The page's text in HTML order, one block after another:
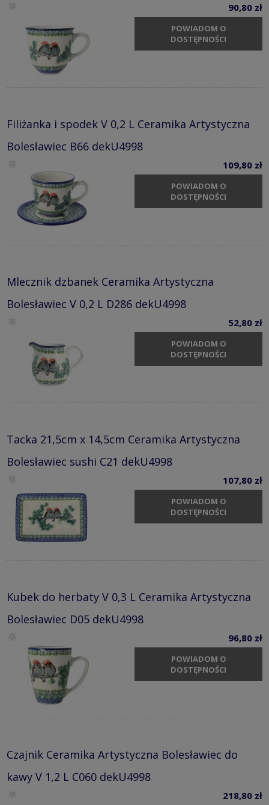
90,80 zł
POWIADOM O
DOSTĘPNOŚCI
Filiżanka i spodek V 0,2 L Ceramika Artystyczna
Bolesławiec B66 dekU4998
109,80 zł
POWIADOM O
DOSTĘPNOŚCI
Mlecznik dzbanek Ceramika Artystyczna
Bolesławiec V 0,2 L D286 dekU4998
52,80 zł
POWIADOM O
DOSTĘPNOŚCI
Tacka 21,5cm x 14,5cm Ceramika Artystyczna
Bolesławiec sushi C21 dekU4998
107,80 zł
POWIADOM O
DOSTĘPNOŚCI
Kubek do herbaty V 0,3 L Ceramika Artystyczna
Bolesławiec D05 dekU4998
96,80 zł
POWIADOM O
DOSTĘPNOŚCI
Czajnik Ceramika Artystyczna Bolesławiec do
kawy V 1,2 L C060 dekU4998
218,80 zł